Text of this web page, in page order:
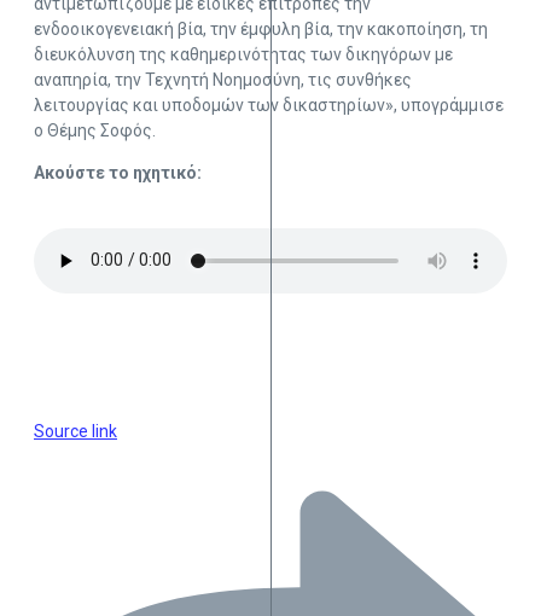
ενδοοικογενειακή βία, την έμφυλη βία, την κακοποίηση, τη
διευκόλυνση της καθημερινότητας των δικηγόρων με
αναπηρία, την Τεχνητή Νοημοσύνη, τις συνθήκες
λειτουργίας και υποδομών των δικαστηρίων», υπογράμμισε
ο Θέμης Σοφός.
Ακούστε το ηχητικό:
Source link